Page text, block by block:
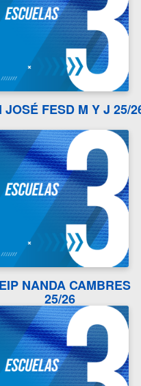
JOSÉ FESD M Y J 25/
NANDA CAMBRES
25/26